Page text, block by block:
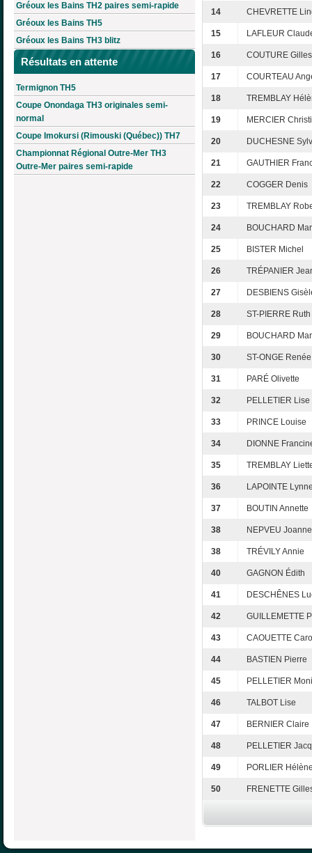
Gréoux les Bains TH2 paires semi-rapide
Gréoux les Bains TH5
Gréoux les Bains TH3 blitz
Résultats en attente
Termignon TH5
Coupe Onondaga TH3 originales semi-
normal
Coupe Imokursi (Rimouski (Québec)) TH7
Championnat Régional Outre-Mer TH3
Outre-Mer paires semi-rapide
14 CHEVRETTE
15 LAFLEUR
16 COUTURE Gilles
17 COURTEAU
18 TREMBLAY
19 MERCIER
20 DUCHESNE
21 GAUTHIER
22 COGGER Denis
23 TREMBLAY
24 BOUCHARD
25 BISTER Michel
26 TRÉPANIER
27 DESBIENS
28 ST-PIERRE Ruth
29 BOUCHARD
30 ST-ONGE Renée
31 PARÉ Olivette
32 PELLETIER Lise
33 PRINCE Louise
34 DIONNE
35 TREMBLAY
36 LAPOINTE
37 BOUTIN Annette
38 NEPVEU Joanne
38 TRÉVILY Annie
40 GAGNON Édith
41 DESCHÊNES
42 GUILLEMETTE
43 CAOUETTE
44 BASTIEN Pierre
45 PELLETIER
46 TALBOT Lise
47 BERNIER Claire
48 PELLETIER
49 PORLIER
50 FRENETTE